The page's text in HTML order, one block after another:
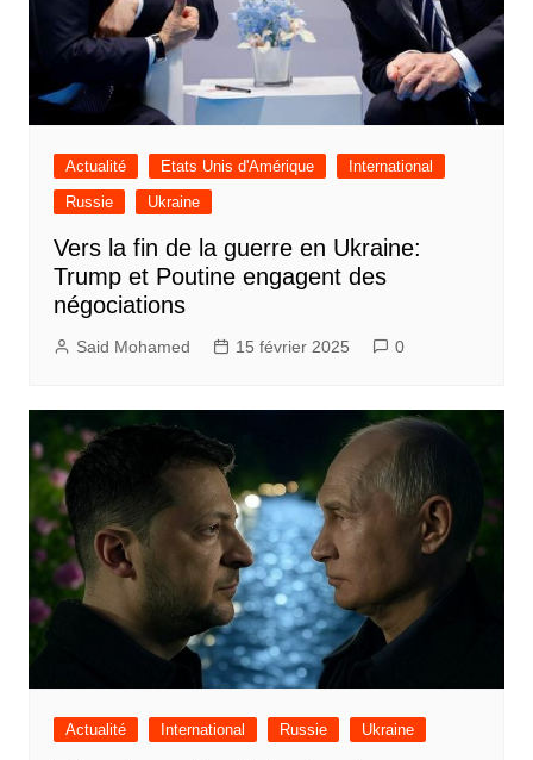
Actualité Etats Unis d'Amérique
International
Russie
Ukraine
Vers la fin de la guerre en Ukraine:
Trump et Poutine engagent des
négociations
Said Mohamed 15 février 2025 0
Actualité International Russie Ukraine